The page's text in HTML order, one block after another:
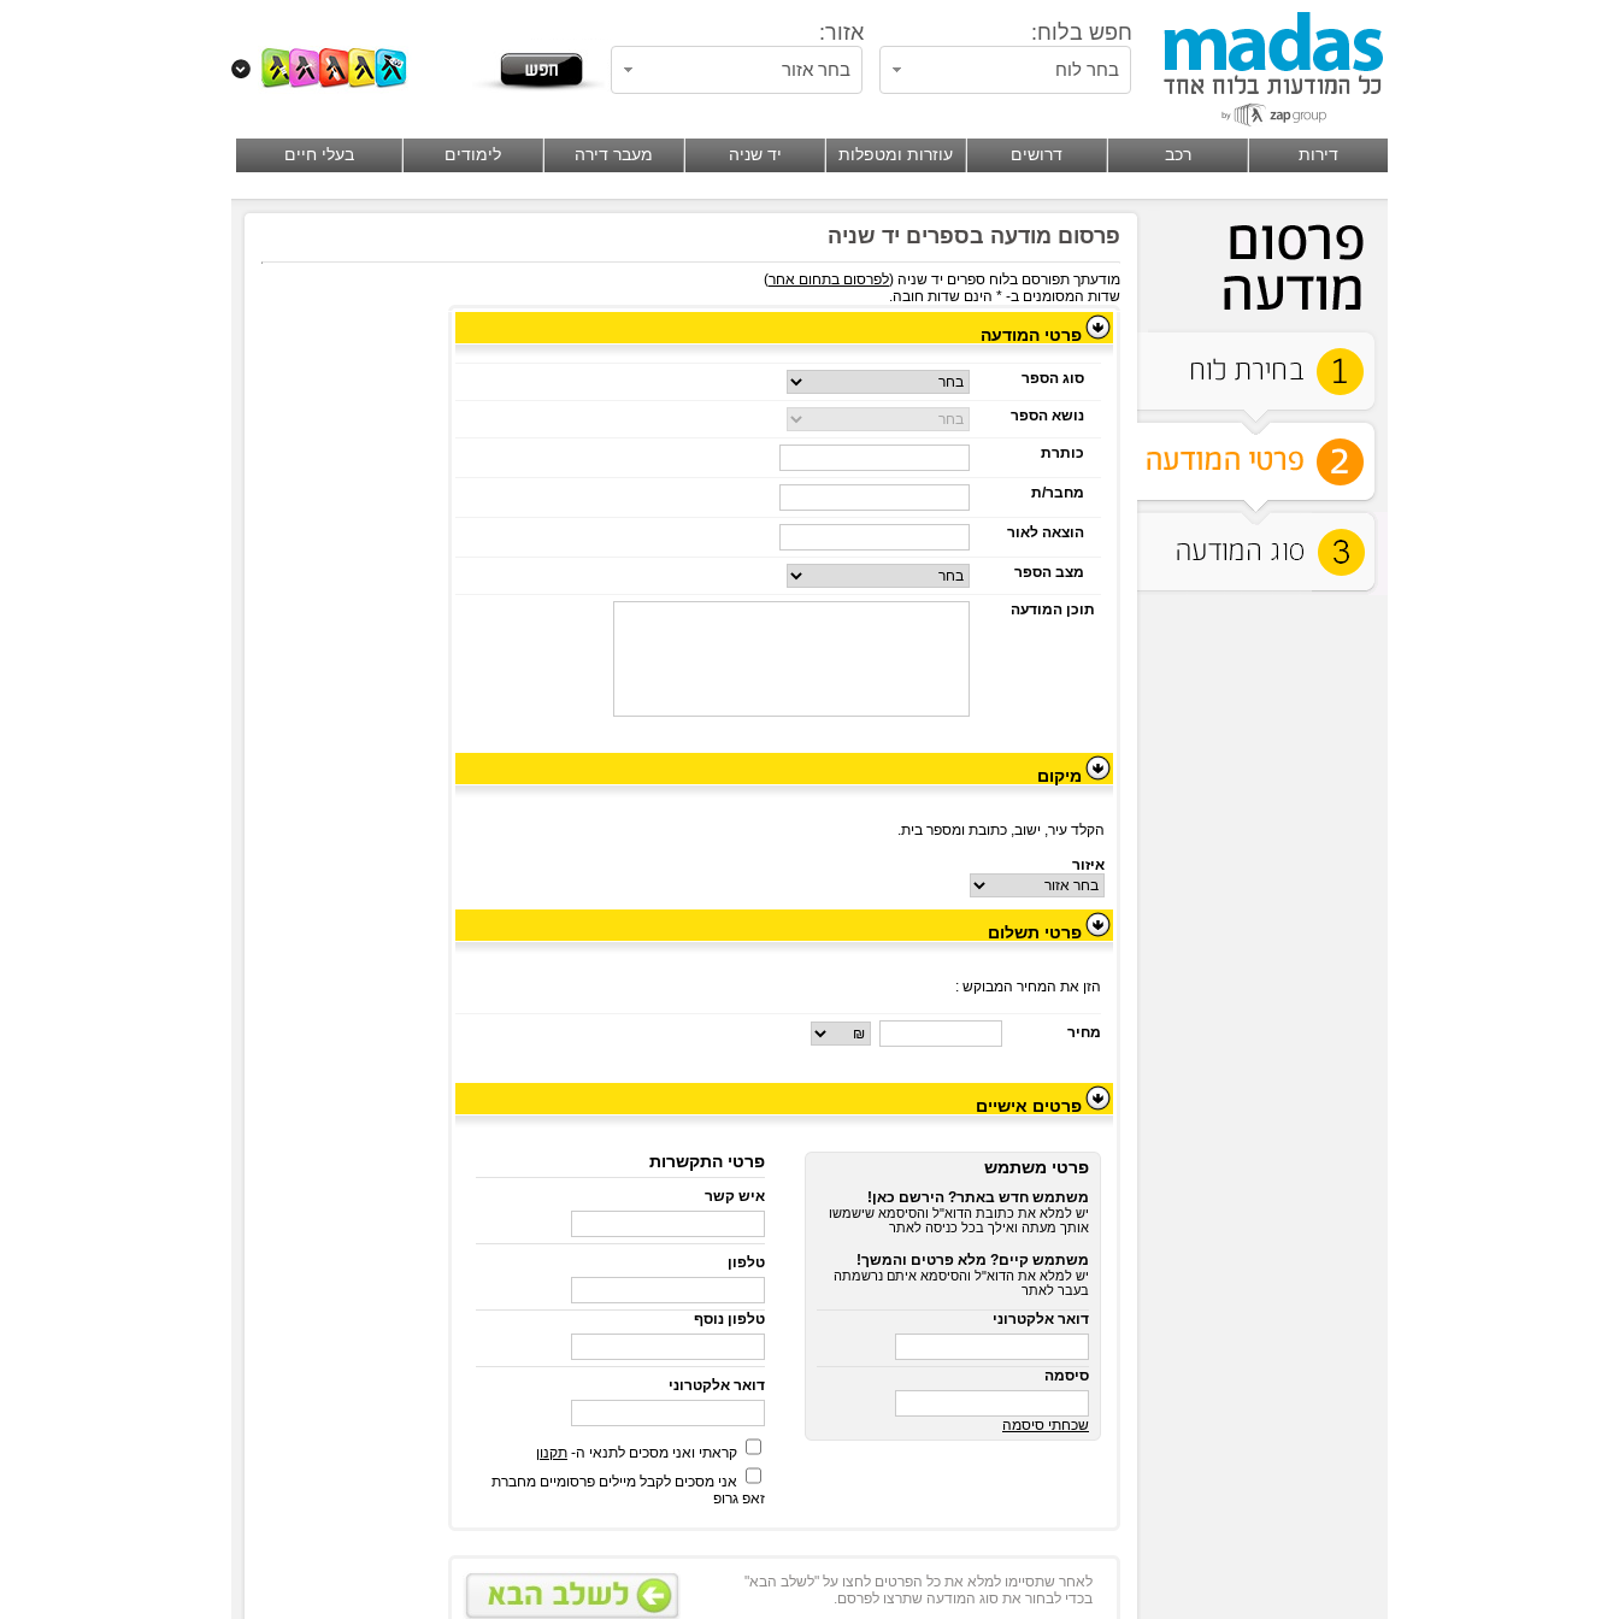
חפש בלוח: אזור:
בחר לוח בחר אזור
דירות רכב דרושים עוזרות ומטפלות יד שניה מעבר דירה לימודים בעלי חיים
פרסום מודעה בספרים יד שניה
מודעתך תפורסם בלוח ספרים יד שניה (לפרסום בתחום אחר)
שדות המסומנים ב- * הינם שדות חובה.
פרטי המודעה
סוג הספר
נושא הספר
כותרת
מחבר/ת
הוצאה לאור
מצב הספר
תוכן המודעה
מיקום
הקלד עיר, ישוב, כתובת ומספר בית.
איזור
פרטי תשלום
הזן את המחיר המבוקש :
מחיר
פרטים אישיים
פרטי משתמש
משתמש חדש באתר? הירשם כאן!
יש למלא את כתובת הדוא"ל והסיסמא שישמשו
אותך מעתה ואילך בכל כניסה לאתר
משתמש קיים? מלא פרטים והמשך!
יש למלא את הדוא"ל והסיסמא איתם נרשמתה
בעבר לאתר
דואר אלקטרוני
סיסמה
שכחתי סיסמה
פרטי התקשרות
איש קשר
טלפון
טלפון נוסף
דואר אלקטרוני
קראתי ואני מסכים לתנאי ה- תקנון
אני מסכים לקבל מיילים פרסומיים מחברת
זאפ גרופ
לאחר שתסיימו למלא את כל הפרטים לחצו על "לשלב הבא"
בכדי לבחור את סוג המודעה שתרצו לפרסם.